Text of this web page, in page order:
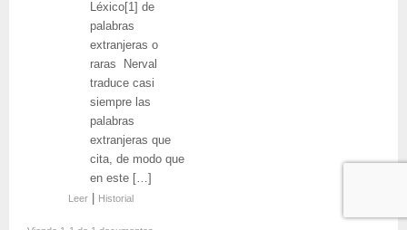
Léxico[1] de
palabras
extranjeras o
raras Nerval
traduce casi
siempre las
palabras
extranjeras que
cita, de modo que
en este […]
Leer Historial